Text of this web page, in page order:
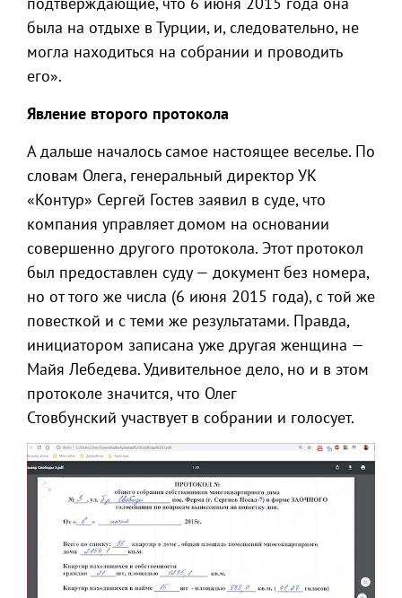
была на отдыхе в Турции, и, следовательно, не
могла находиться на собрании и проводить
его».
Явление второго протокола
А дальше началось самое настоящее веселье. По
словам Олега, генеральный директор УК
«Контур» Сергей Гостев заявил в суде, что
компания управляет домом на основании
совершенно другого протокола. Этот протокол
был предоставлен суду — документ без номера,
но от того же числа (6 июня 2015 года), с той же
повесткой и с теми же результатами. Правда,
инициатором записана уже другая женщина —
Майя Лебедева. Удивительное дело, но и в этом
протоколе значится, что Олег
Стовбунский участвует в собрании и голосует.